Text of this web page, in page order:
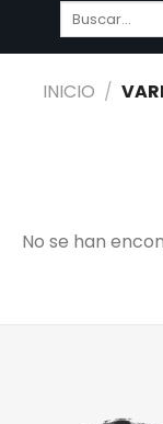
Buscar
INICIO /
No se han